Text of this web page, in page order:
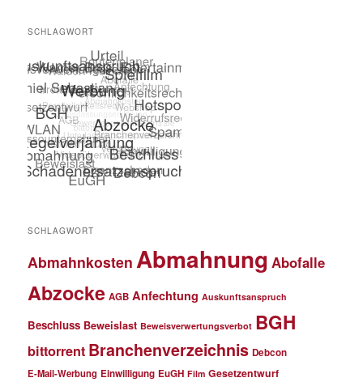
SCHLAGWORT
SCHLAGWORT
Abmahnkosten Abmahnung Abofalle
Abzocke AGB Anfechtung Auskunftsanspruch
Beschluss Beweislast Beweisverwertungsverbot BGH
bittorrent Branchenverzeichnis Debcon
E-Mail-Werbung Einwilligung EuGH Film Gesetzentwurf